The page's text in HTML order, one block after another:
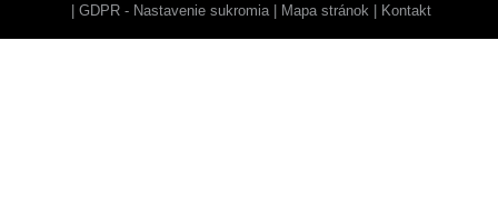
GDPR - Nastavenie sukromia
Mapa stránok Kontakt